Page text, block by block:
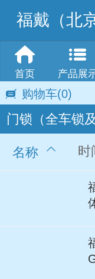
福戴（北
首页 产品展
购物车(0)
名称 时